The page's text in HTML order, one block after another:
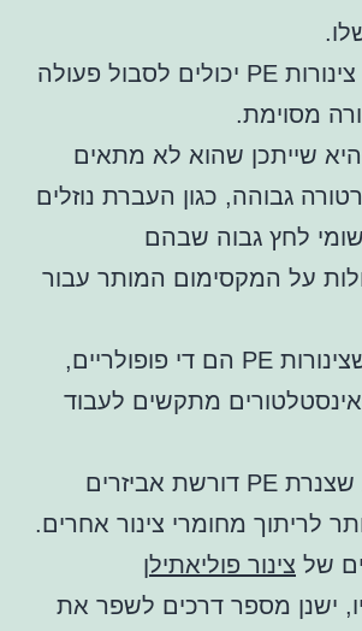
בהתאם לדרגה, צינורות PE יכולים לסבול פעולה
מסוימת.
שייתכן שהוא לא מתאים
גבוהה, כגון העברת נוזלים
לחץ גבוה שבהם
על המקסימום המותר עבור
לבסוף, למרות שצינורות PE הם די פופולריים,
מתקשים לעבוד
הסיבה לכך היא שצנרת PE דורשת אביזרים
לריתוך מחומרי צינור אחרים.
של צינור פוליאתילן
ישנן מספר דרכים לשפר את